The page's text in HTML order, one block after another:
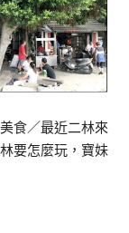
食／最近二林來
要怎麼玩，寶妹